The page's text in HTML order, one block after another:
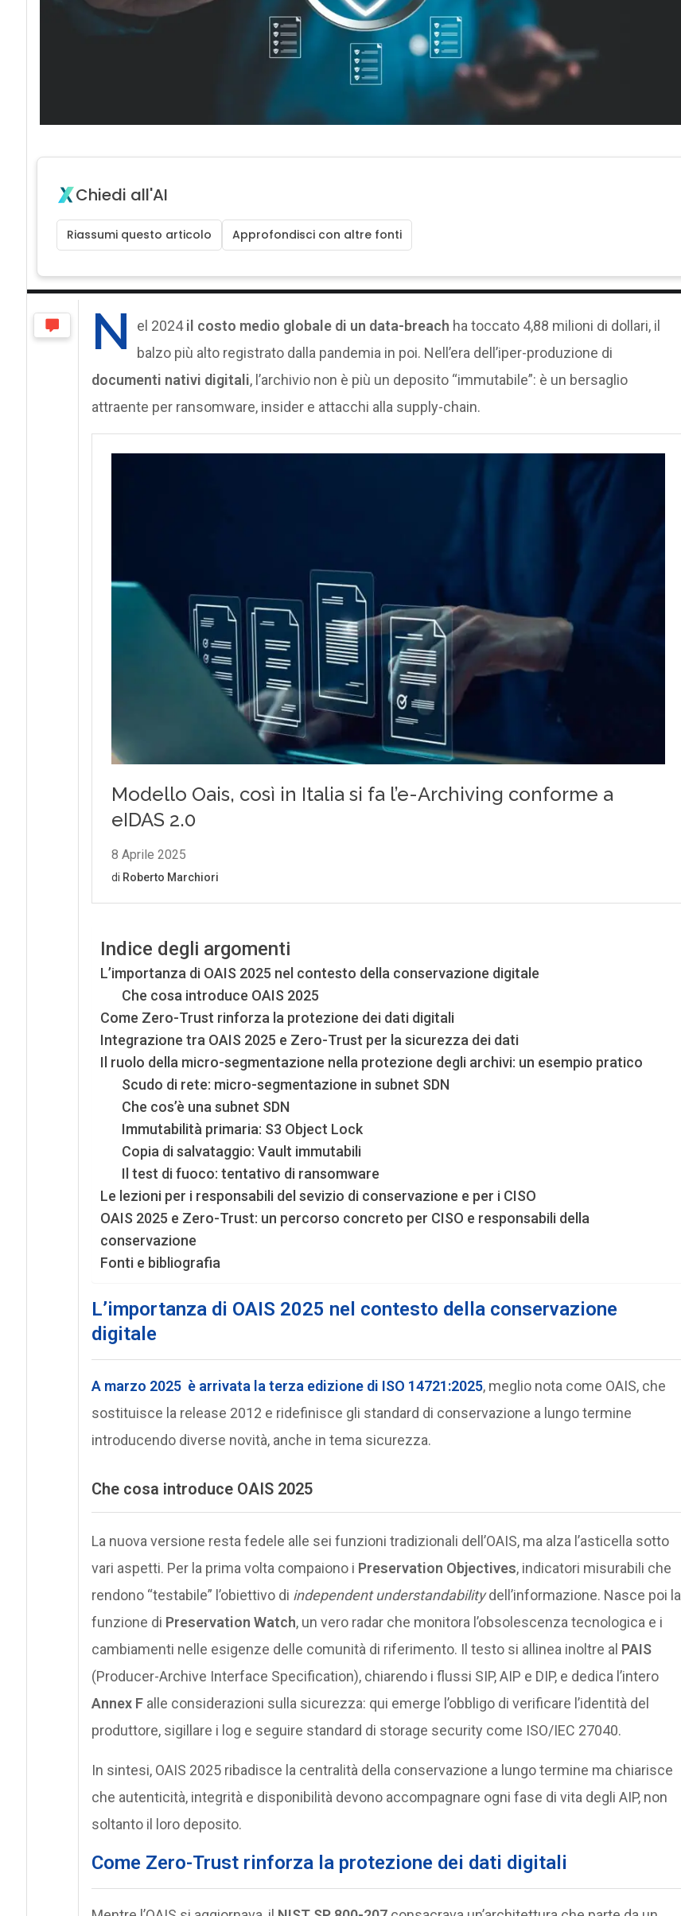
Chiedi all'AI
Riassumi questo articolo Approfondisci con altre fonti
N el 2024il costo medio globale di un data-breach ha toccato 4,88 milioni di dollari, il
balzo più alto registrato dalla pandemia in poi. Nell’era dell’iper-produzione di
documenti nativi digitali, l’archivio non è più un deposito “immutabile”: è un bersaglio
attraente per ransomware, insider e attacchi alla supply-chain.
Indice degli argomenti
L’importanza di OAIS 2025 nel contesto della conservazione digitale
Che cosa introduce OAIS 2025
Come Zero-Trust rinforza la protezione dei dati digitali
Integrazione tra OAIS 2025 e Zero-Trust per la sicurezza dei dati
Il ruolo della micro-segmentazione nella protezione degli archivi: un esempio pratico
Scudo di rete: micro-segmentazione in subnet SDN
Che cos’è una subnet SDN
Immutabilità primaria: S3 Object Lock
Copia di salvataggio: Vault immutabili
Il test di fuoco: tentativo di ransomware
Le lezioni per i responsabili del sevizio di conservazione e per i CISO
OAIS 2025 e Zero-Trust: un percorso concreto per CISO e responsabili della
conservazione
Fonti e bibliografia
L’importanza di OAIS 2025 nel contesto della conservazione
digitale
A marzo 2025 è arrivata la terza edizione di ISO 14721:2025, meglio nota come OAIS, che
sostituisce la release 2012 e ridefinisce gli standard di conservazione a lungo termine
introducendo diverse novità, anche in tema sicurezza.
Che cosa introduce OAIS 2025
La nuova versione resta fedele alle sei funzioni tradizionali dell’OAIS, ma alza l’asticella sotto
vari aspetti. Per la prima volta compaiono i Preservation Objectives, indicatori misurabili che
rendono “testabile” l’obiettivo di independent understandabilitydell’informazione. Nasce poi la
funzione di Preservation Watch, un vero radar che monitora l’obsolescenza tecnologica e i
cambiamenti nelle esigenze delle comunità di riferimento. Il testo si allinea inoltre al PAIS
(Producer-Archive Interface Specification), chiarendo i flussi SIP, AIP e DIP, e dedica l’intero
Annex Falle considerazioni sulla sicurezza: qui emerge l’obbligo di verificare l’identità del
produttore, sigillare i log e seguire standard di storage security come ISO/IEC 27040.
In sintesi, OAIS 2025 ribadisce la centralità della conservazione a lungo termine ma chiarisce
che autenticità, integrità e disponibilità devono accompagnare ogni fase di vita degli AIP, non
soltanto il loro deposito.
Come Zero-Trust rinforza la protezione dei dati digitali